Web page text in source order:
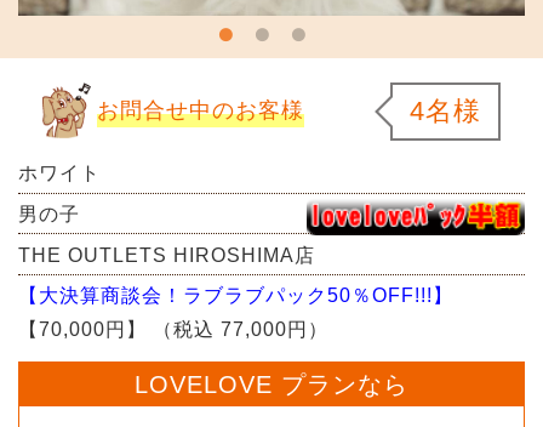
お問合せ中のお客様 4名様
ホワイト
男の子
THE OUTLETS HIROSHIMA店
【大決算商談会！ラブラブパック50％OFF!!!】
【70,000円】
（税込 77,000円）
LOVELOVE プランなら